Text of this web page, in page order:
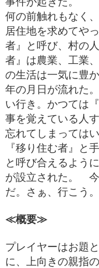
何の前触れもなく
居住地を求めてや
者』と呼び、村の
者』は農業、工業
の生活は一気に豊
年の月日が流れた
い行き。かつては
事を覚えている人
忘れてしまっては
『移り住む者』と
と呼び合えるよう
が設立された。 今
だ。さぁ、行こう
≪概要≫
プレイヤーはお題
に、上向きの親指